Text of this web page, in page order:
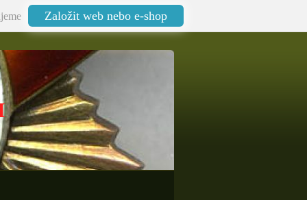
Založit web nebo e-shop